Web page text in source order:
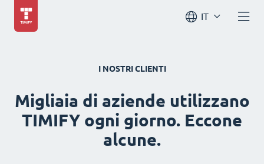
IT
I NOSTRI CLIENTI
Migliaia di aziende utilizzano
TIMIFY ogni giorno. Eccone
alcune.